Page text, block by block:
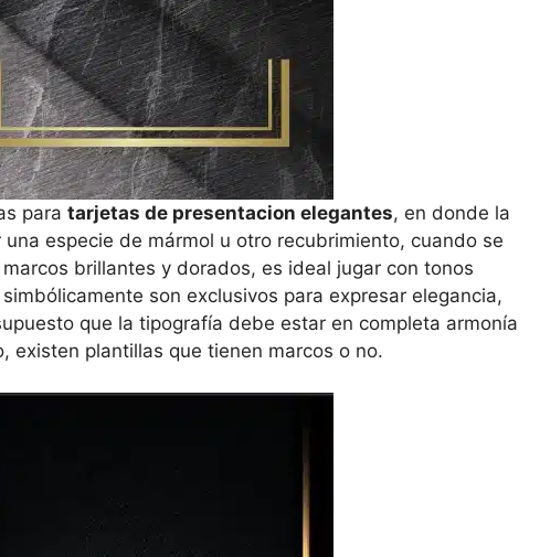
para tarjetas de presentacion elegantes, en donde la
especie de mármol u otro recubrimiento, cuando se
brillantes y dorados, es ideal jugar con tonos
son exclusivos para expresar elegancia,
que la tipografía debe estar en completa armonía
existen plantillas que tienen marcos o no.